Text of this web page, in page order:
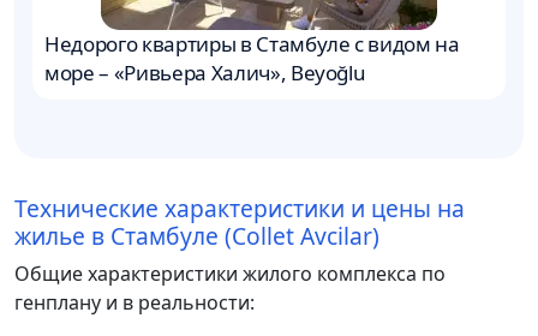
Недорого квартиры в Стамбуле с видом на
море – «Ривьера Халич», Beyoğlu
Технические характеристики и цены на
жилье в Стамбуле (Collet Avcilar)
Общие характеристики жилого комплекса по
генплану и в реальности: